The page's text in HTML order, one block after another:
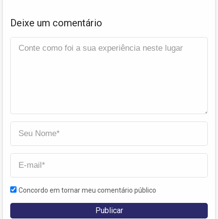
Deixe um comentário
Concordo em tornar meu comentário público